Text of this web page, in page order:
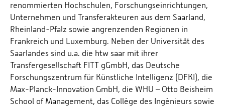
renommierten Hochschulen, Forschungseinrichtungen,
Unternehmen und Transferakteuren aus dem Saarland,
Rheinland-Pfalz sowie angrenzenden Regionen in
Frankreich und Luxemburg. Neben der Universität des
Saarlandes sind u.a. die htw saar mit ihrer
Transfergesellschaft FITT gGmbH, das Deutsche
Forschungszentrum für Künstliche Intelligenz (DFKI), die
Max-Planck-Innovation GmbH, die WHU – Otto Beisheim
School of Management, das Collège des Ingénieurs sowie